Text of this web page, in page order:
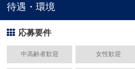
待遇・環境
応募要件
中高齢者歓迎 女性歓迎